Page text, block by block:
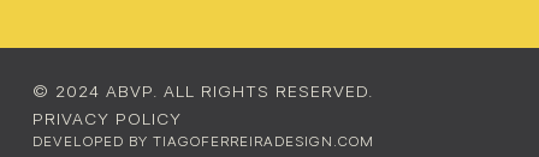
© 2024 ABVP. ALL RIGHTS RESERVED.
PRIVACY POLICY
DEVELOPED BY TIAGOFERREIRADESIGN.COM